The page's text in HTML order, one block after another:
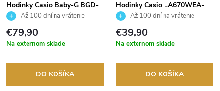
Hodinky Casio Baby-G BGD-
565SC-1ER
Až 100 dní na vrátenie
tovaru. Autorizovaný predajca.
€79,90
Na externom sklade
DO KOŠÍKA
Hodinky Casio LA670WEA-
7EF Až 100 dní na vrátenie
tovaru. Autorizovaný predajca.
€39,90
Na externom sklade
DO KOŠÍKA